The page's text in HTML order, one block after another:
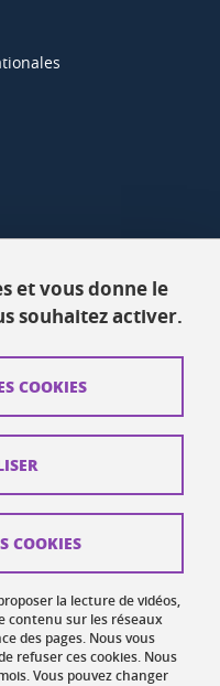
et vous donne le
souhaitez activer.
la lecture de vidéos,
contenu sur les réseaux
des pages. Nous vous
refuser ces cookies. Nous
Vous pouvez changer
COOKIES
COOKIES